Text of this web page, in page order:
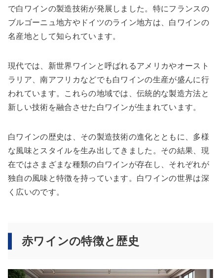
で白ワインの製造技術が発展しました。特にフランスの
ブルゴーニュ地方やドイツのライン地方は、白ワインの
名産地として知られています。
現代では、新世界ワインと呼ばれるアメリカやオースト
ラリア、南アフリカなどでも白ワインの生産が盛んに行
われています。これらの地域では、伝統的な製造方法と
新しい技術を融合させた白ワインが生まれています。
白ワインの歴史は、その製造技術の進化とともに、多様
な風味とスタイルを生み出してきました。その結果、現
在ではさまざまな種類の白ワインが存在し、それぞれが
独自の風味と特徴を持っています。白ワインの世界は深
く広いのです。
赤ワインの特徴と歴史